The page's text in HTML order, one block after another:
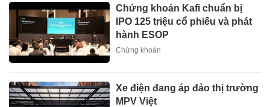
Chứng khoán Kafi chuẩn bị
IPO 125 triệu cổ phiếu và phát
hành ESOP
Chứng khoán
Xe điện đang áp đảo thị trường
MPV Việt